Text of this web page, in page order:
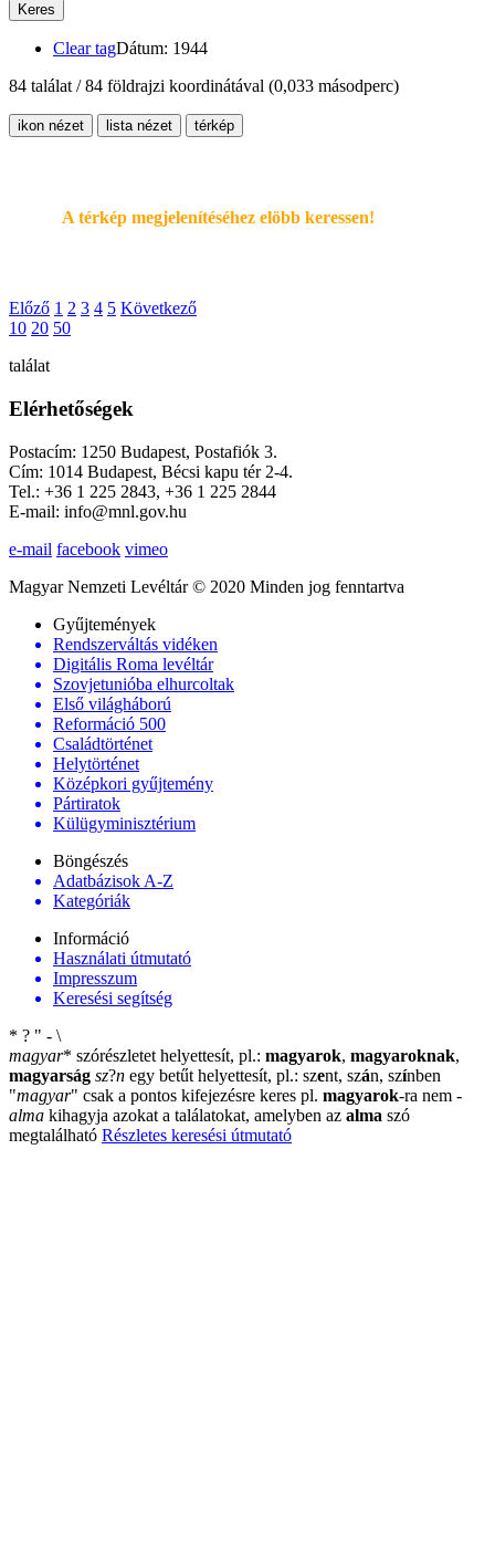
Keres
Clear tagDátum: 1944
84 találat / 84 földrajzi koordinátával (0,033 másodperc)
ikon nézet lista nézet térkép
A térkép megjelenítéséhez elöbb keressen!
Előző 1 2 3 4 5 Következő
10 20 50
találat
Elérhetőségek
Postacím: 1250 Budapest, Postafiók 3.
Cím: 1014 Budapest, Bécsi kapu tér 2-4.
Tel.: +36 1 225 2843, +36 1 225 2844
E-mail: info@mnl.gov.hu
e-mail facebook vimeo
Magyar Nemzeti Levéltár © 2020 Minden jog fenntartva
Gyűjtemények
Rendszerváltás vidéken
Digitális Roma levéltár
Szovjetunióba elhurcoltak
Első világháború
Reformáció 500
Családtörténet
Helytörténet
Középkori gyűjtemény
Pártiratok
Külügyminisztérium
Böngészés
Adatbázisok A-Z
Kategóriák
Információ
Használati útmutató
Impresszum
Keresési segítség
* ? " - \
magyar* szórészletet helyettesít, pl.: magyarok, magyaroknak,
magyarság sz?n egy betűt helyettesít, pl.: szent, szán, színben
"magyar" csak a pontos kifejezésre keres pl. magyarok-ra nem -
alma kihagyja azokat a találatokat, amelyben az alma szó
megtalálható Részletes keresési útmutató